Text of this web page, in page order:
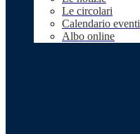
Le circolari
Calendario eventi
Albo online